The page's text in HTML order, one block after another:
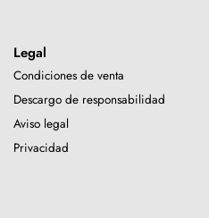
Legal
Condiciones de venta
Descargo de responsabilidad
Aviso legal
Privacidad